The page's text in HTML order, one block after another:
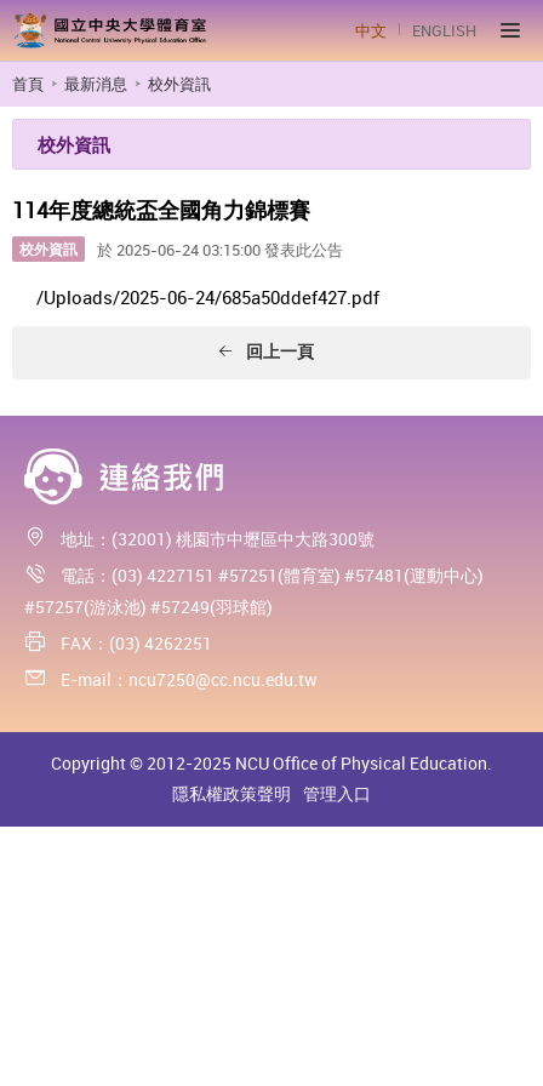
中文 ENGLISH
首頁 最新消息 校外資訊
校外資訊
114年度總統盃全國角力錦標賽
校外資訊 於 2025-06-24 03:15:00 發表此公告
/Uploads/2025-06-24/685a50ddef427.pdf
回上一頁
地址：(32001) 桃園市中壢區中大路300號
電話：(03) 4227151 #57251(體育室) #57481(運動中心)
#57257(游泳池) #57249(羽球館)
FAX：(03) 4262251
E-mail： ncu7250@cc.ncu.edu.tw
Copyright © 2012-2025 NCU Office of Physical Education.
隱私權政策聲明 管理入口